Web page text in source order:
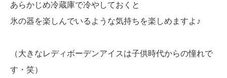
あらかじめ冷蔵庫で冷やしておくと
氷の器を楽しんでいるような気持ちを楽しめますよ♪
（大きなレディボーデンアイスは子供時代からの憧れで
す・笑）